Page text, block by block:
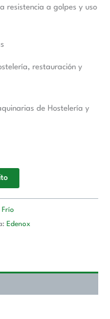
resistencia a golpes y uso
restauración y
de Hostelería y
Frío
Edenox